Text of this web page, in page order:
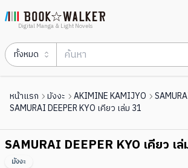
Digital Manga & Light Novels
ทั้งหมด
หน้าแรก มังงะ AKIMINE KAMIJYO
SAMURAI DEEPER KYO เคียว เล่ม 31
SAMURAI DEEPER KYO เคียว เ
มังงะ